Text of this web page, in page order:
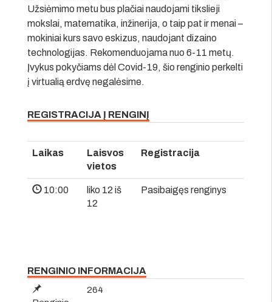
Užsiėmimo metu bus plačiai naudojami tikslieji
mokslai, matematika, inžinerija, o taip pat ir menai –
mokiniai kurs savo eskizus, naudojant dizaino
technologijas. Rekomenduojama nuo 6-11 metų.
Įvykus pokyčiams dėl Covid-19, šio renginio perkelti
į virtualią erdvę negalėsime.
REGISTRACIJA Į RENGINĮ
Laikas
Laisvos
vietos
Registracija
10:00
liko 12 iš
12
Pasibaigęs renginys
RENGINIO INFORMACIJA
264